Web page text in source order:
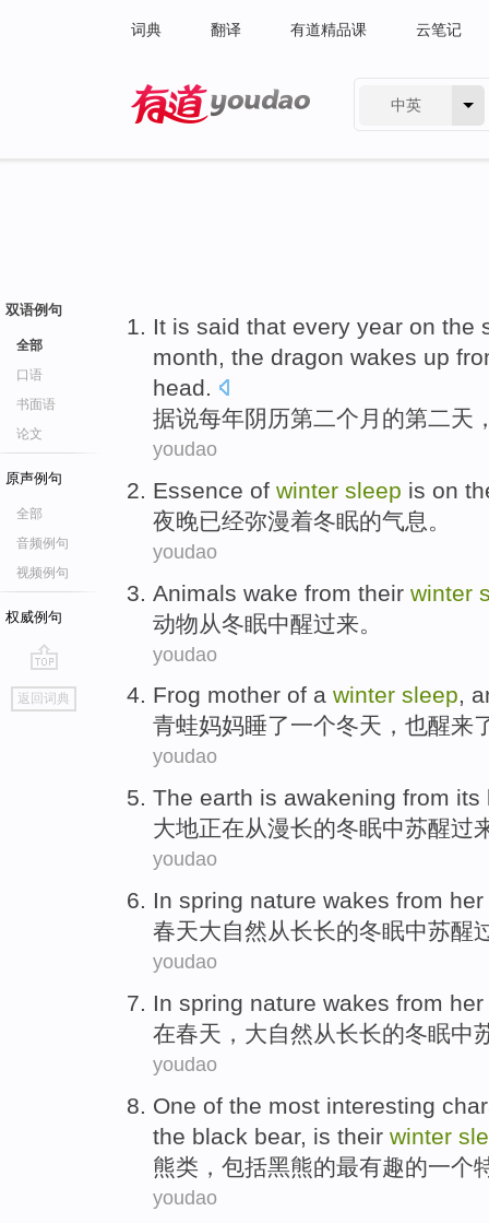
词典 翻译 有道精品课 云笔记
中英
双语例句
全部
口语
书面语
论文
原声例句
全部
音频例句
视频例句
权威例句
go
top
返回词典
It is said that every year on the
month, the dragon wakes up
head.
据说每年阴历第二个月的第二天
youdao
Essence of winter sleep is on
夜晚已经弥漫着冬眠的气息。
youdao
Animals wake from their winter
动物从冬眠中醒过来。
youdao
Frog mother of a winter sleep,
青蛙妈妈睡了一个冬天 ， 也醒来
youdao
The earth is awakening from its
大地正在从漫长的冬眠中苏醒过
youdao
In spring nature wakes from
春天大自然从长长的冬眠中苏醒
youdao
In spring nature wakes from
在春天 ， 大自然从长长的冬眠中
youdao
One of the most interesting
the black bear, is their winter
熊类 ， 包括黑熊的最有趣的一个
youdao